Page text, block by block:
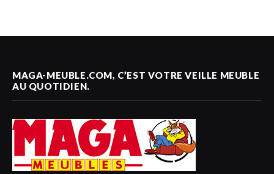
MAGA-MEUBLE.COM, C’EST VOTRE VEILLE MEUBLE
AU QUOTIDIEN.